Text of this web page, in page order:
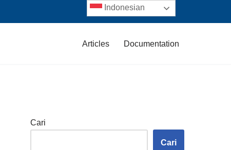
Articles Documentation
Cari
Cari
Indonesian